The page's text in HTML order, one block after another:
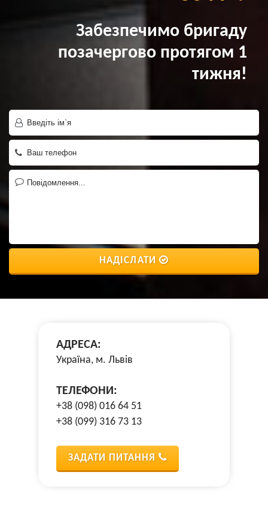
Забезпечимо бригаду
позачергово протягом 1
тижня!
НАДІСЛАТИ
АДРЕСА:
Україна, м. Львів
ТЕЛЕФОНИ:
+38 (098) 016 64 51
+38 (099) 316 73 13
ЗАДАТИ ПИТАННЯ